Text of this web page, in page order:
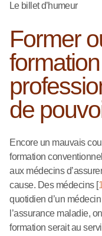
Le billet d’humeur
Former
formation
de
Encore un mauvais
formation
aux médecins
cause. Des médecins[
quotidien d’un
l’assurance maladie,
formation serait au